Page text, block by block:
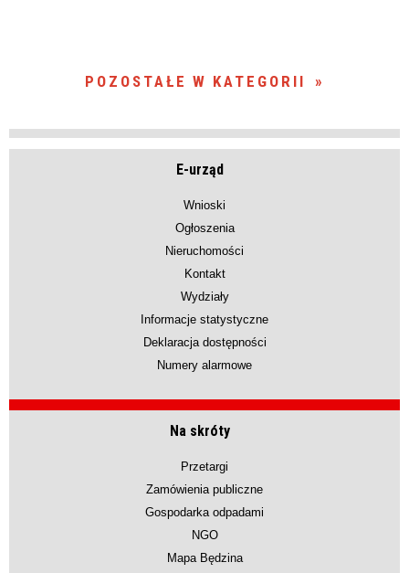
POZOSTAŁE W KATEGORII
E-urząd
Wnioski
Ogłoszenia
Nieruchomości
Kontakt
Wydziały
Informacje statystyczne
Deklaracja dostępności
Numery alarmowe
Na skróty
Przetargi
Zamówienia publiczne
Gospodarka odpadami
NGO
Mapa Będzina